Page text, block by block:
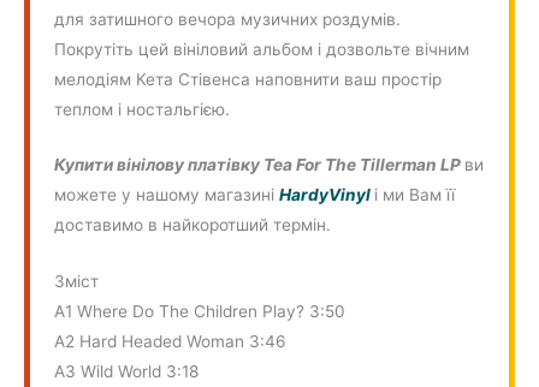
для затишного вечора музичних роздумів.
Покрутіть цей вініловий альбом і дозвольте вічним
мелодіям Кета Стівенса наповнити ваш простір
теплом і ностальгією.
Купити вінілову платівку Tea For The Tillerman LP ви
можете у нашому магазиніHardyVinyl і ми Вам її
доставимо в найкоротший термін.
Зміст
A1 Where Do The Children Play? 3:50
A2 Hard Headed Woman 3:46
A3 Wild World 3:18